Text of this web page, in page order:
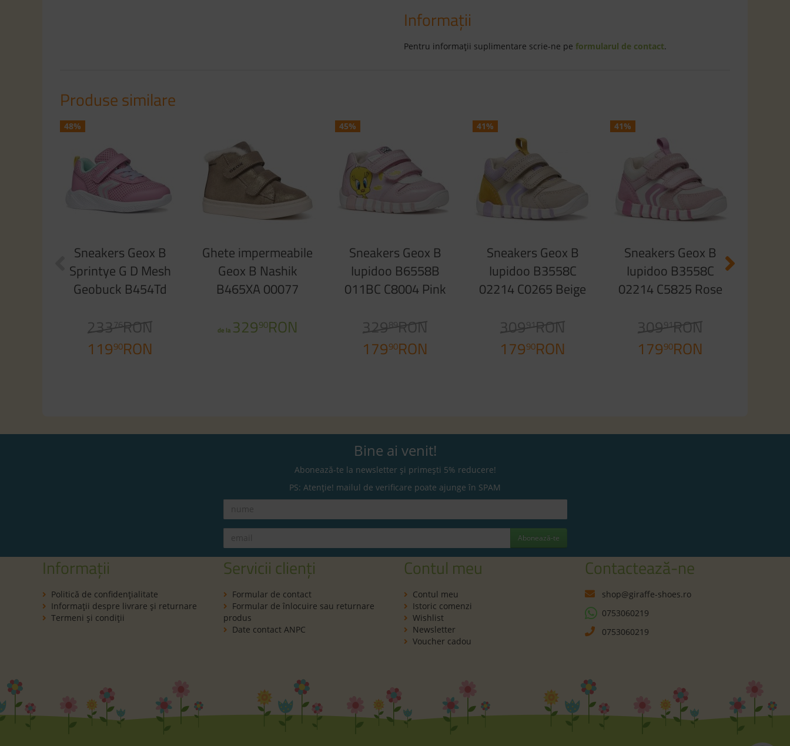
Informaţii
Pentru informaţii suplimentare scrie-ne pe formularul de contact.
Produse similare
48%
Sneakers Geox B
Sprintye G D Mesh
Geobuck B454Td
Watersea
23376RON
11990RON
Ghete impermeabile
Geox B Nashik
B465XA 00077
de la 32990RON
45%
Sneakers Geox B
Iupidoo B6558B
011BC C8004 Pink
32989RON
17990RON
41%
Sneakers Geox B
Iupidoo B3558C
02214 C0265 Beige
30991RON
17990RON
41%
Sneakers Geox B
Iupidoo B3558C
02214 C5825 Rose
30991RON
17990RON
Bine ai venit!
Abonează-te la newsletter și primești 5% reducere!
PS: Atenție! mailul de verificare poate ajunge în SPAM
Abonează-te
Informații
Politică de confidenţialitate
Informaţii despre livrare și returnare
Termeni şi condiţii
Servicii clienți
Formular de contact
Formular de înlocuire sau returnare
produs
Date contact ANPC
Contul meu
Contul meu
Istoric comenzi
Wishlist
Newsletter
Voucher cadou
Contactează-ne
shop@giraffe-shoes.ro
0753060219
0753060219